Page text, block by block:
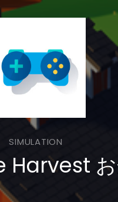
SIMULATION